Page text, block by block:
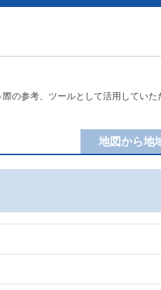
の参考、ツールとして活用してい
地図から地